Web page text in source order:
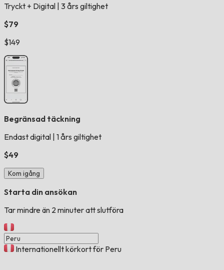
Tryckt + Digital 3 års giltighet
$79
$149
Begränsad täckning
Endast digital 1 års giltighet
$49
Kom igång
Starta din ansökan
Tar mindre än 2 minuter att slutföra
Internationellt körkort för Peru